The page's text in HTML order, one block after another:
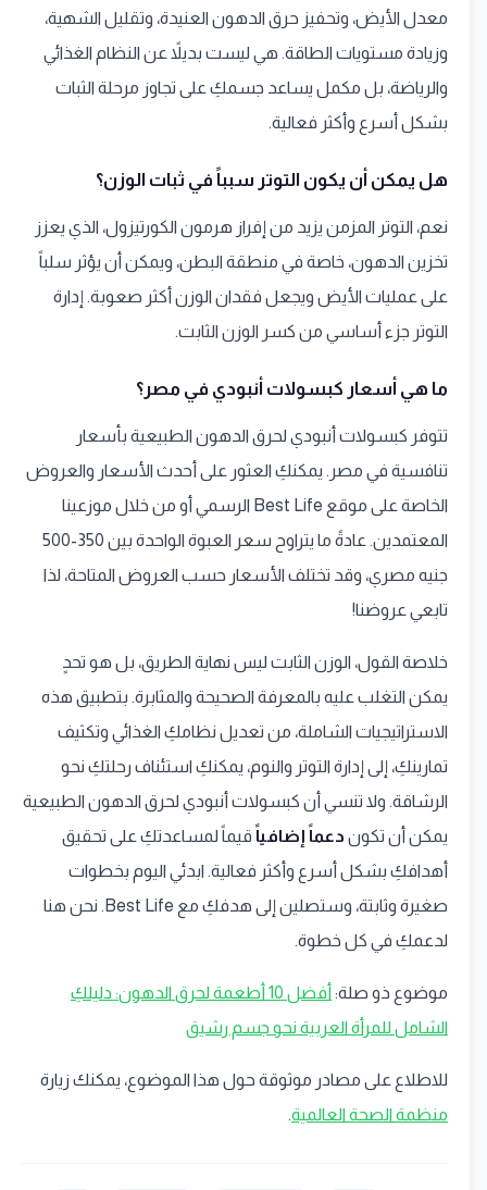
معدل الأيض، وتحفيز حرق الدهون العنيدة، وتقليل الشهية،
وزيادة مستويات الطاقة. هي ليست بديلاً عن النظام الغذائي
والرياضة، بل مكمل يساعد جسمكِ على تجاوز مرحلة الثبات
بشكل أسرع وأكثر فعالية.
هل يمكن أن يكون التوتر سبباً في ثبات الوزن؟
نعم، التوتر المزمن يزيد من إفراز هرمون الكورتيزول، الذي يعزز
تخزين الدهون، خاصة في منطقة البطن، ويمكن أن يؤثر سلباً
على عمليات الأيض ويجعل فقدان الوزن أكثر صعوبة. إدارة
التوتر جزء أساسي من كسر الوزن الثابت.
ما هي أسعار كبسولات أنبودي في مصر؟
تتوفر كبسولات أنبودي لحرق الدهون الطبيعية بأسعار
تنافسية في مصر. يمكنكِ العثور على أحدث الأسعار والعروض
الخاصة على موقع Best Life الرسمي أو من خلال موزعينا
المعتمدين. عادةً ما يتراوح سعر العبوة الواحدة بين 350-500
جنيه مصري، وقد تختلف الأسعار حسب العروض المتاحة، لذا
تابعي عروضنا!
خلاصة القول، الوزن الثابت ليس نهاية الطريق، بل هو تحدٍ
يمكن التغلب عليه بالمعرفة الصحيحة والمثابرة. بتطبيق هذه
الاستراتيجيات الشاملة، من تعديل نظامكِ الغذائي وتكثيف
تمارينكِ، إلى إدارة التوتر والنوم، يمكنكِ استئناف رحلتكِ نحو
الرشاقة. ولا تنسي أن كبسولات أنبودي لحرق الدهون الطبيعية
يمكن أن تكون دعماً إضافياً قيماً لمساعدتكِ على تحقيق
أهدافكِ بشكل أسرع وأكثر فعالية. ابدئي اليوم بخطوات
صغيرة وثابتة، وستصلين إلى هدفكِ مع Best Life. نحن هنا
لدعمكِ في كل خطوة.
موضوع ذو صلة:
أفضل 10 أطعمة لحرق الدهون: دليلكِ
الشامل للمرأة العربية نحو جسم رشيق
للاطلاع على مصادر موثوقة حول هذا الموضوع، يمكنك زيارة
منظمة الصحة العالمية.